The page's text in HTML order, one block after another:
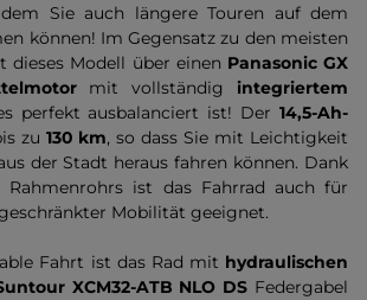
Sie auch längere Touren auf dem
können! Im Gegensatz zu den meisten
dieses Modell über einen Panasonic GX
mit vollständig integriertem
perfekt ausbalanciert ist! Der 14,5-Ah-
zu 130 km, so dass Sie mit Leichtigkeit
der Stadt heraus fahren können. Dank
Rahmenrohrs ist das Fahrrad auch für
Mobilität geeignet.
Fahrt ist das Rad mit hydraulischen
XCM32-ATB NLO DS Federgabel